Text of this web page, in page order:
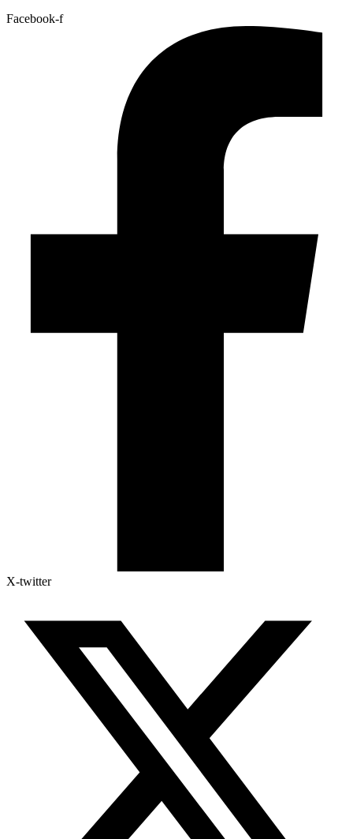
Facebook-f
X-twitter